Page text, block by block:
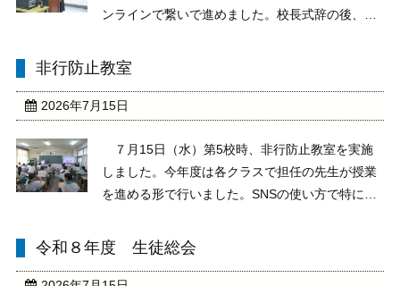
ンラインで繋いで進めました。校長式辞の後、1
が発表してくれました。自己の成長や努力したこ
選挙管理委員会 ...
非行防止教室
2026年7月15日
７月15日（水）第5校時、非行防止教室を実施
しました。今年度は各クラスで担任の先生が授業
を進める形で行いました。SNSの使い方で特に留
たり、グループ協議をしたりして進めました。み
ついてしっ ...
令和８年度 生徒総会